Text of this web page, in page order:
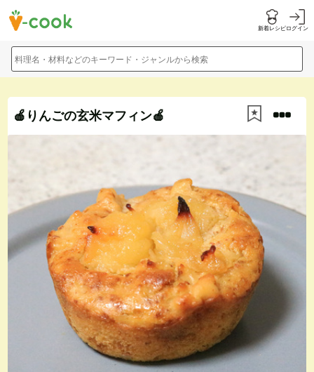
新着レシピログイン
料理名・材料などのキーワード・ジャンルから検索
🍎りんごの玄米マフィン🍎